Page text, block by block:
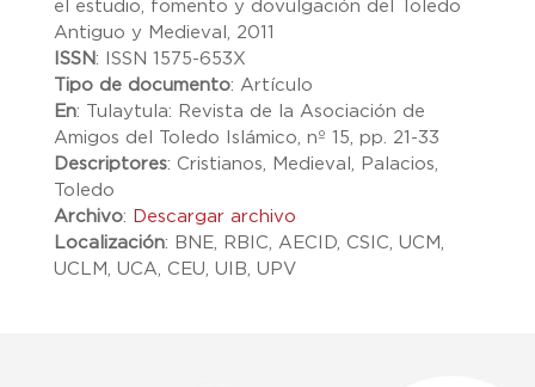
el estudio, fomento y dovulgación del Toledo
Antiguo y Medieval, 2011
ISSN:
ISSN 1575-653X
Tipo de documento: Artículo
En:
Tulaytula: Revista de la Asociación de
Amigos del Toledo Islámico, nº 15, pp. 21-33
Descriptores: Cristianos, Medieval, Palacios,
Toledo
Archivo: Descargar archivo
Localización: BNE, RBIC, AECID, CSIC, UCM,
UCLM, UCA, CEU, UIB, UPV